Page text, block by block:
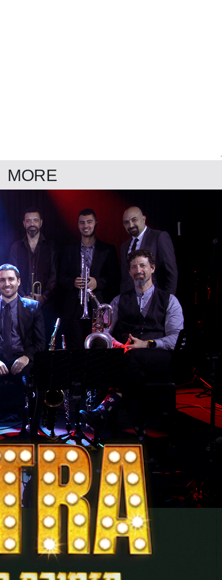
.
MORE